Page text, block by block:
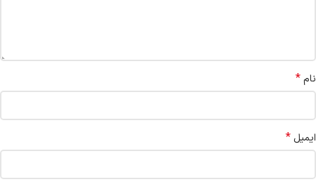
نام*
ایمیل *